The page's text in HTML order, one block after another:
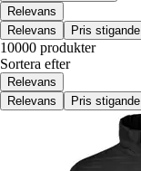
Relevans
Relevans
Pris stigande
10000 produkter
Sortera efter
Relevans
Relevans
Pris stigande